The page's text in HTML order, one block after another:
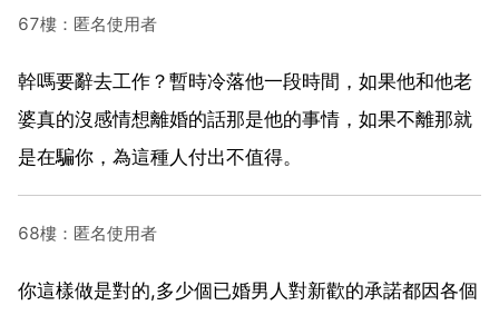
67樓：匿名使用者
幹嗎要辭去工作？暫時冷落他一段時間，如果他和他老
婆真的沒感情想離婚的話那是他的事情，如果不離那就
是在騙你，為這種人付出不值得。
68樓：匿名使用者
你這樣做是對的,多少個已婚男人對新歡的承諾都因各個